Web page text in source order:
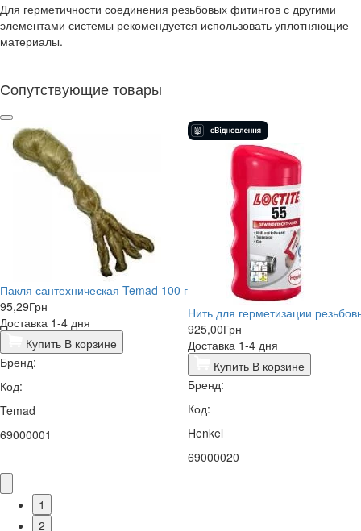
Для герметичности соединения резьбовых фитингов с другими
элементами системы рекомендуется использовать уплотняющие
материалы.
Сопутствующие товары
Пакля сантехническая Temad 100 г
95,29Грн
Доставка 1-4 дня
Купить В корзине
Бренд:
Код:
Temad
69000001
Нить для герметизации
925,00Грн
Доставка 1-4 дня
Купить В корзине
Бренд:
Код:
Henkel
69000020
1
2